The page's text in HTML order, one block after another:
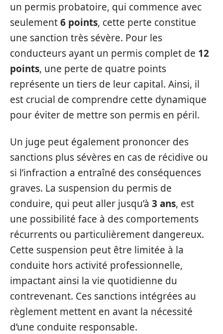
un permis probatoire, qui commence avec
seulement6 points, cette perte constitue
une sanction très sévère. Pour les
conducteurs ayant un permis complet de 12
points, une perte de quatre points
représente un tiers de leur capital. Ainsi, il
est crucial de comprendre cette dynamique
pour éviter de mettre son permis en péril.
Un juge peut également prononcer des
sanctions plus sévères en cas de récidive ou
si l’infraction a entraîné des conséquences
graves. La suspension du permis de
conduire, qui peut aller jusqu’à 3 ans, est
une possibilité face à des comportements
récurrents ou particulièrement dangereux.
Cette suspension peut être limitée à la
conduite hors activité professionnelle,
impactant ainsi la vie quotidienne du
contrevenant. Ces sanctions intégrées au
règlement mettent en avant la nécessité
d’une conduite responsable.